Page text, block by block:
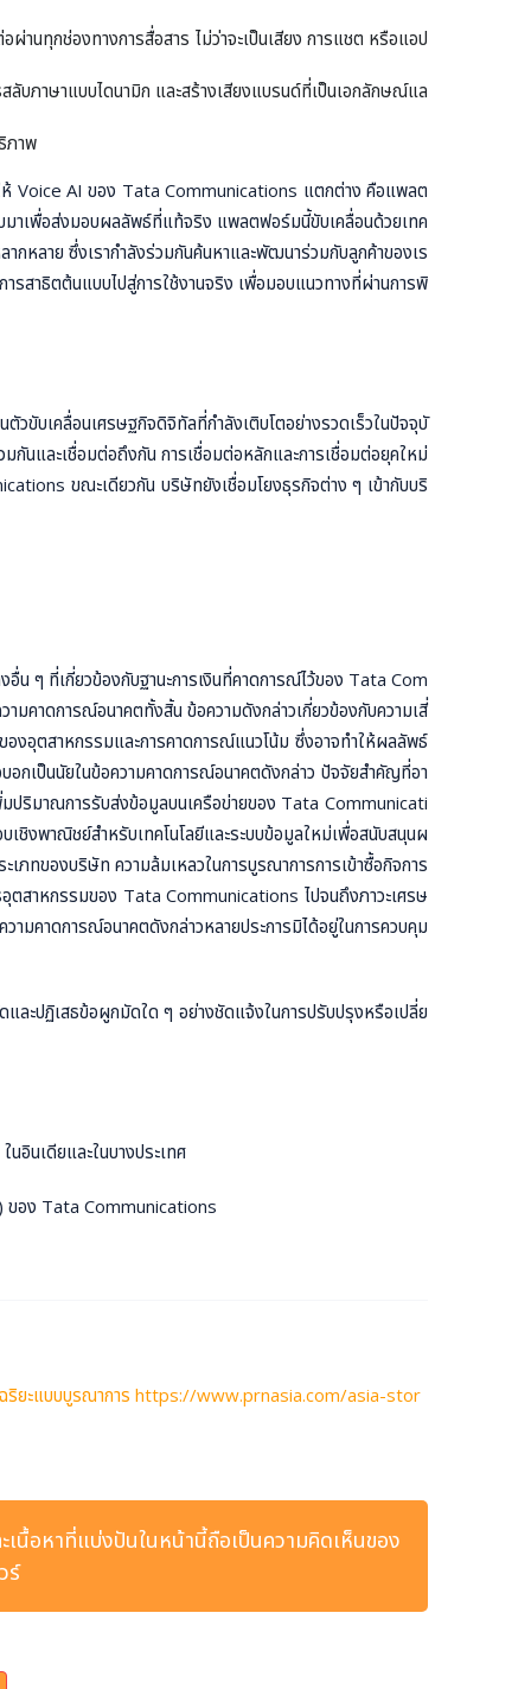
ผ่านทุกช่องทางการสื่อสาร ไม่ว่าจะเป็นเสียง การแชต หรือแอป
ลับภาษาแบบไดนามิก และสร้างเสียงแบรนด์ที่เป็นเอกลักษณ์แล
ภาพ
ห้ Voice AI ของ Tata Communications แตกต่าง คือแพลต
มาเพื่อส่งมอบผลลัพธ์ที่แท้จริง แพลตฟอร์มนี้ขับเคลื่อนด้วยเทค
กหลาย ซึ่งเรากำลังร่วมกันค้นหาและพัฒนาร่วมกับลูกค้าของเร
รสาธิตต้นแบบไปสู่การใช้งานจริง เพื่อมอบแนวทางที่ผ่านการพิ
ขับเคลื่อนเศรษฐกิจดิจิทัลที่กำลังเติบโตอย่างรวดเร็วในปัจจุบั
กันและเชื่อมต่อถึงกัน การเชื่อมต่อหลักและการเชื่อมต่อยุคใหม่
ขณะเดียวกัน บริษัทยังเชื่อมโยงธุรกิจต่าง ๆ เข้ากับบริ
ๆ ที่เกี่ยวข้องกับฐานะการเงินที่คาดการณ์ไว้ของ Tata Com
มคาดการณ์อนาคตทั้งสิ้น ข้อความดังกล่าวเกี่ยวข้องกับความเสี่
งอุตสาหกรรมและการคาดการณ์แนวโน้ม ซึ่งอาจทำให้ผลลัพธ์
กเป็นนัยในข้อความคาดการณ์อนาคตดังกล่าว ปัจจัยสำคัญที่อา
มปริมาณการรับส่งข้อมูลบนเครือข่ายของ Tata Communicati
ชิงพาณิชย์สำหรับเทคโนโลยีและระบบข้อมูลใหม่เพื่อสนับสนุนผ
ภทของบริษัท ความล้มเหลวในการบูรณาการการเข้าซื้อกิจการ
อุตสาหกรรมของ Tata Communications ไปจนถึงภาวะเศรษ
มคาดการณ์อนาคตดังกล่าวหลายประการมิได้อยู่ในการควบคุม
ปฏิเสธข้อผูกมัดใด ๆ อย่างชัดแจ้งในการปรับปรุงหรือเปลี่ย
อินเดียและในบางประเทศ
ของ Tata Communications
จฉริยะแบบบูรณาการ https://www.prnasia.com/asia-stor
เนื้อหาที่แบ่งปันในหน้านี้ถือเป็นความคิดเห็นของ
ร์